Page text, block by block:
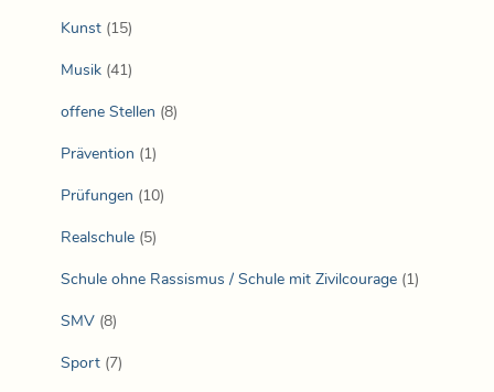
Kunst (15)
Musik (41)
offene Stellen (8)
Prävention (1)
Prüfungen (10)
Realschule (5)
Schule ohne Rassismus / Schule mit Zivilcourage (1)
SMV (8)
Sport (7)